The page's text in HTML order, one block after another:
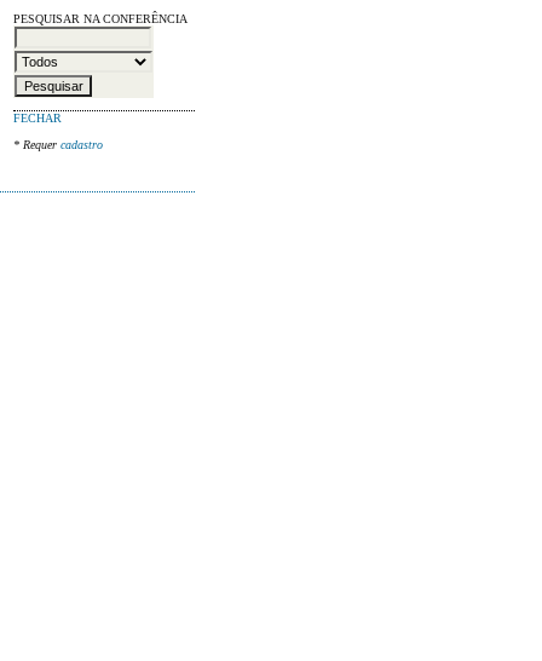
PESQUISAR NA CONFERÊNCIA
FECHAR
* Requercadastro